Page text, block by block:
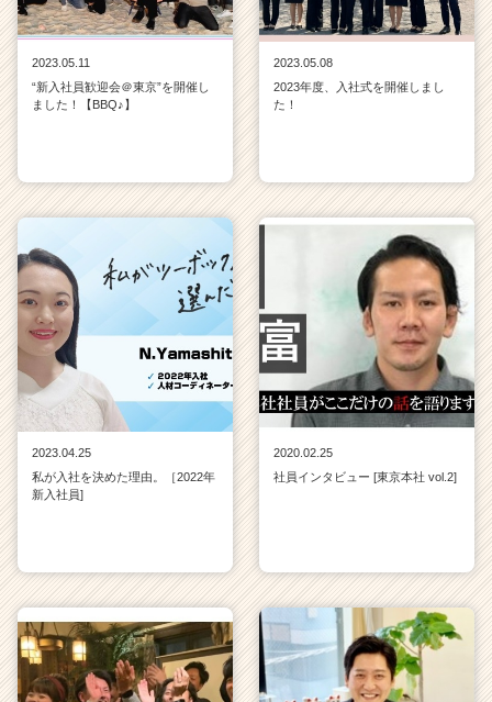
2023.05.11
“新入社員歓迎会＠東京”を開催し
ました！【BBQ♪】
2023.05.08
2023年度、入社式を開催しまし
た！
2023.04.25
私が入社を決めた理由。［2022年
新入社員]
2020.02.25
社員インタビュー [東京本社 vol.2]